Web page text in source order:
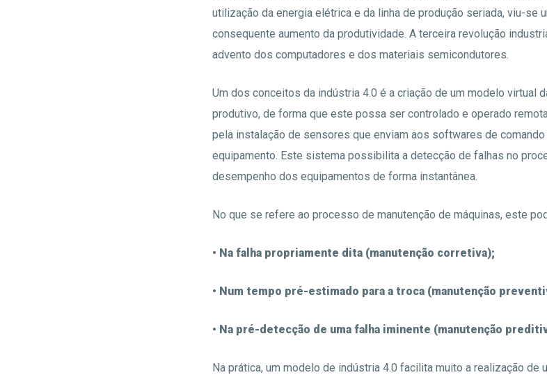
utilização da energia elétrica e da linha de produção seriada, viu-se
consequente aumento da produtividade. A terceira revolução
advento dos computadores e dos materiais semicondutores.
Um dos conceitos da indústria 4.0 é a criação de um modelo virtual
produtivo, de forma que este possa ser controlado e operado
pela instalação de sensores que enviam aos softwares de comando
equipamento. Este sistema possibilita a detecção de falhas no
desempenho dos equipamentos de forma instantânea.
No que se refere ao processo de manutenção de máquinas, este
• Na falha propriamente dita (manutenção corretiva);
• Num tempo pré-estimado para a troca (manutenção
• Na pré-detecção de uma falha iminente (manutenção
Na prática, um modelo de indústria 4.0 facilita muito a realização de